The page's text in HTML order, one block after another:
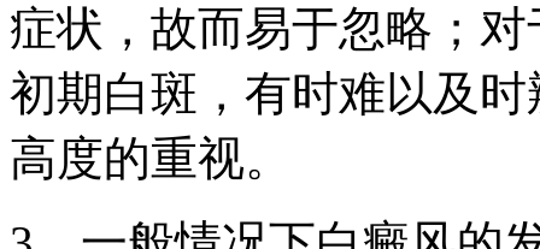
症状，故而易于忽略；
初期白斑，有时难以及
高度的重视。